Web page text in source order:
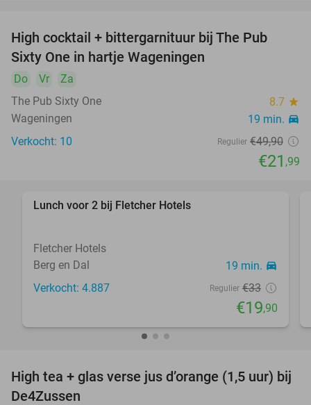
High cocktail + bittergarnituur bij The Pub
Sixty One in hartje Wageningen
Do Vr
Za
The Pub Sixty One
8.7 star
Wageningen 19 min. directions_car
Verkocht: 10 Regulier €49,90
€21 ,99
Lunch voor 2 bij Fletcher Hotels
Fletcher Hotels
Berg en Dal
19 min. directions_car
Verkocht: 4.887 Regulier €33
€19,90
27%
High tea + glas verse jus d’orange (1,5 uur) bij
De4Zussen